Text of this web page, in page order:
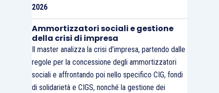
2026
Ammortizzatori sociali e gestione
della crisi di impresa
Il master analizza la crisi d’impresa, partendo dalle
regole per la concessione degli ammortizzatori
sociali e affrontando poi nello specifico CIG, fondi
di solidarietà e CIGS, nonché la gestione dei